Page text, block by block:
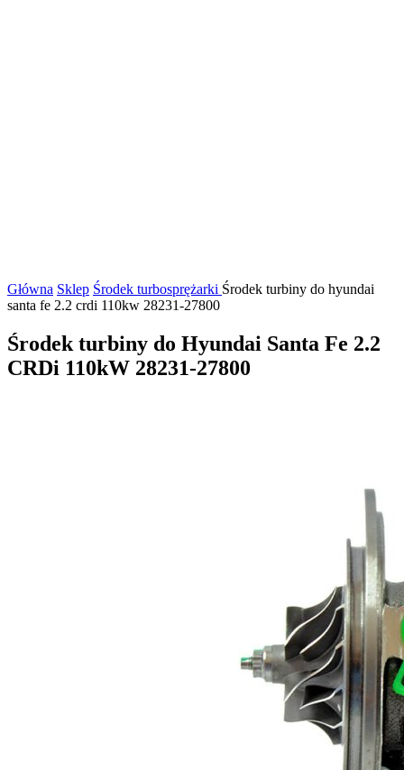
Główna Sklep Środek turbosprężarki Środek turbiny do hyundai
santa fe 2.2 crdi 110kw 28231-27800
Środek turbiny do Hyundai Santa Fe 2.2
CRDi 110kW 28231-27800